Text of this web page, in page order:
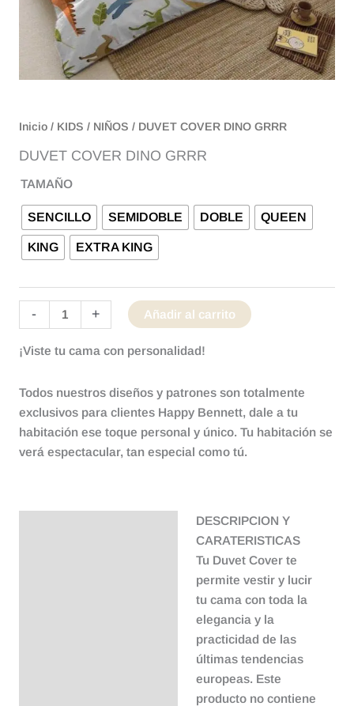
Inicio/ KIDS / NIÑOS / DUVET COVER DINO GRRR
DUVET COVER DINO GRRR
TAMAÑO
SENCILLO SEMIDOBLE DOBLE QUEEN
KING EXTRA KING
- + Añadir al carrito
¡Viste tu cama con personalidad!
Todos nuestros diseños y patrones son totalmente
exclusivos para clientes Happy Bennett, dale a tu
habitación ese toque personal y único. Tu habitación se
verá espectacular, tan especial como tú.
DESCRIPCION Y
CARATERISTICAS
Tu Duvet Cover te
permite vestir y lucir
tu cama con toda la
elegancia y la
practicidad de las
últimas tendencias
europeas. Este
producto no contiene